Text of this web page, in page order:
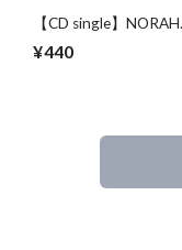
【CD single】NORAH
Promo)
¥440